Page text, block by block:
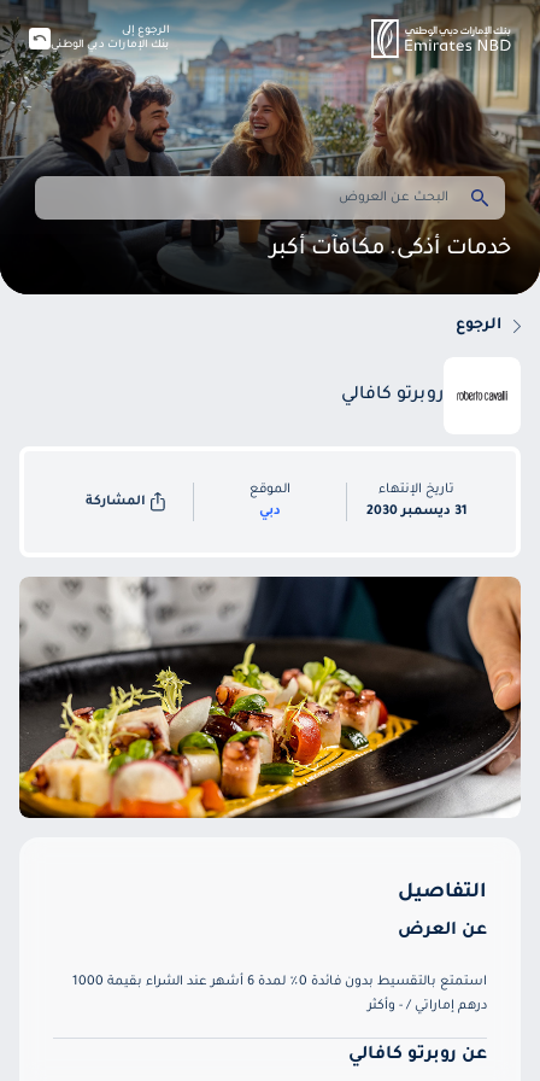
خدمات أذكى. مكافآت أكبر
الرجوع إلى
بنك الإمارات دبي الوطني
الرجوع
روبرتو كافالي
تاريخ الإنتهاء
31 ديسمبر 2030
الموقع
دبي
المشاركة
التفاصيل
عن العرض
استمتع بالتقسيط بدون فائدة 0٪ لمدة 6 أشهر عند الشراء بقيمة 1000
درهم إماراتي / - وأكثر
عن روبرتو كافالي